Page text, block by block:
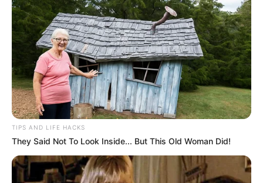
Bikin Ngakak, 10 Potret
Cosplay Murah Pakai Bahan
Seadanya
Anti Mainstream, 10 Cara
TIPS AND LIFE HACKS
They Said Not To Look Inside... But This Old Woman Did!